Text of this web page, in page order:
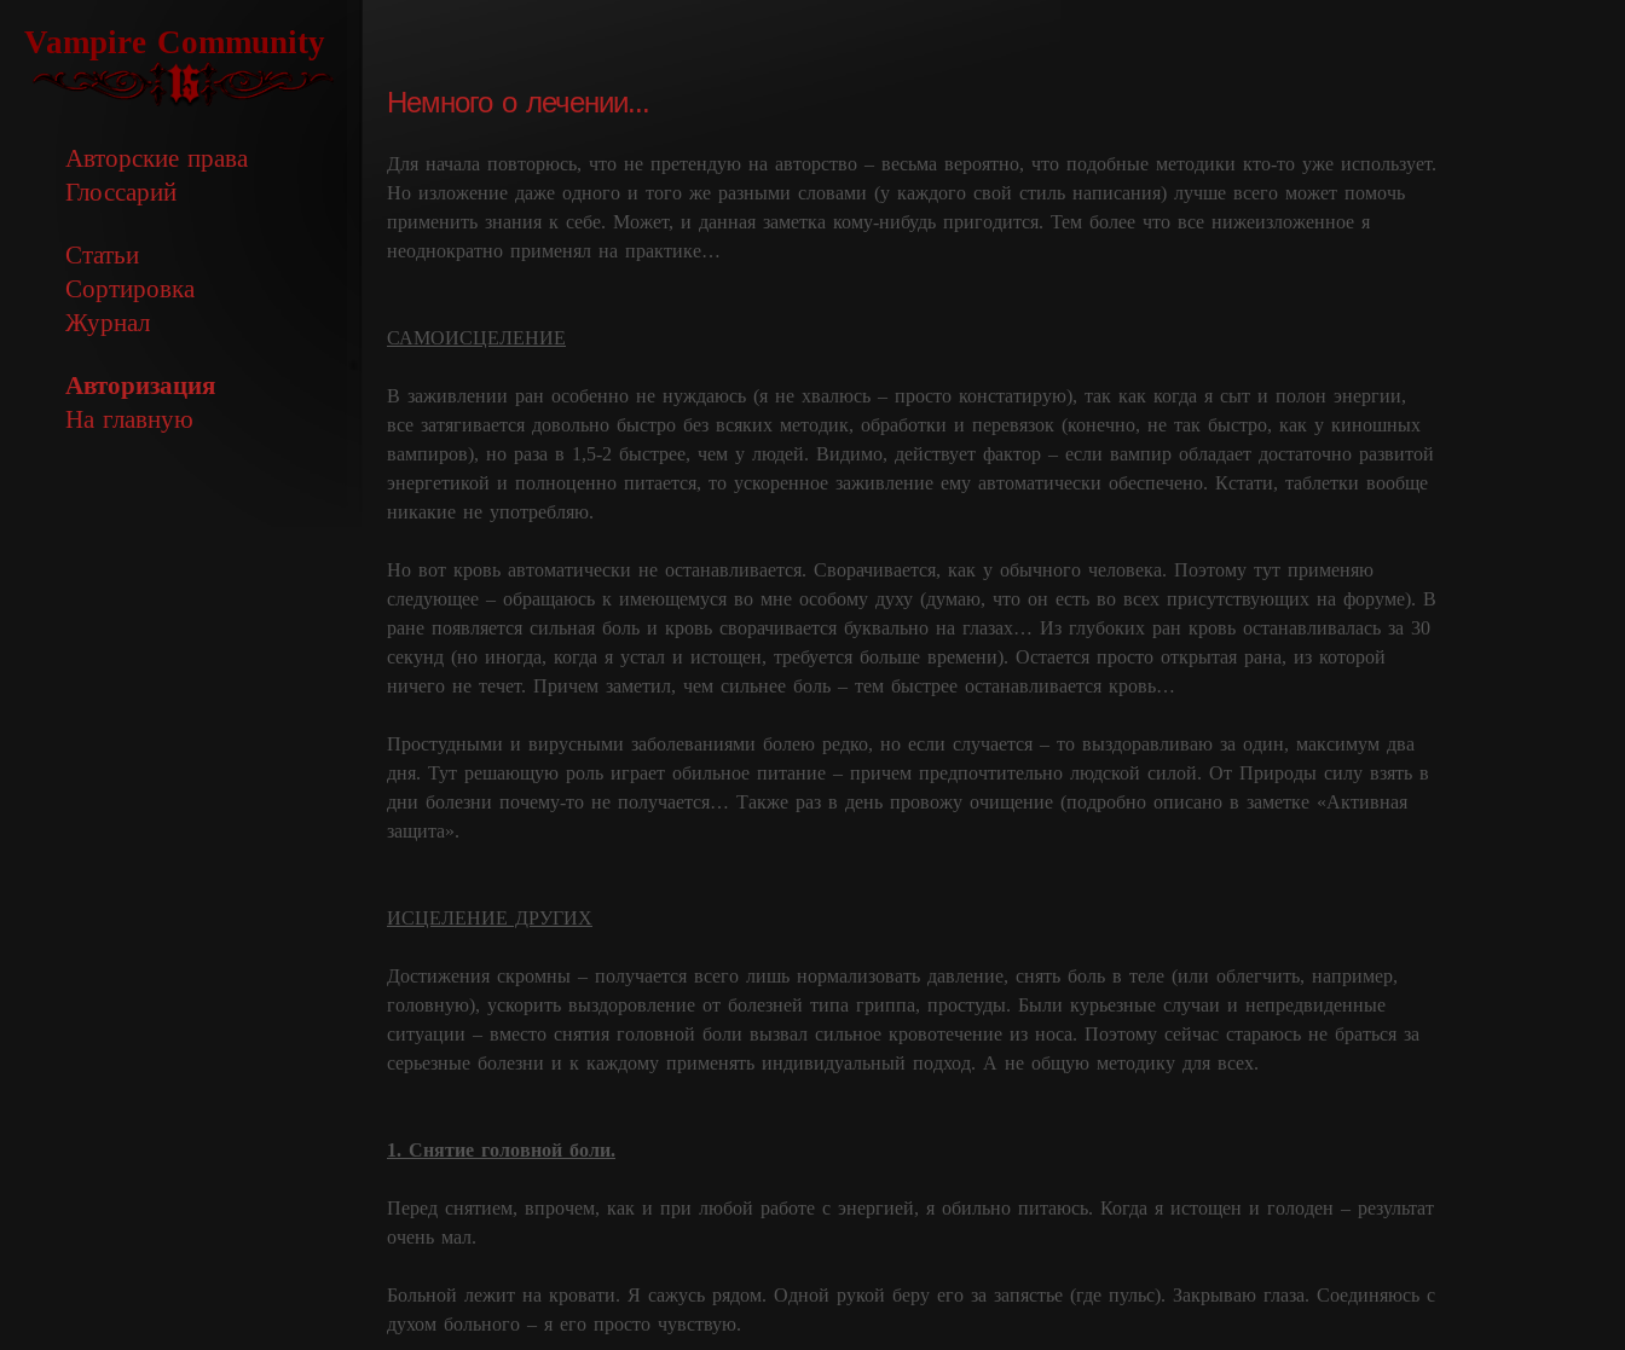
Vampire Community
Авторские права
Глоссарий
Статьи
Сортировка
Журнал
Авторизация
На главную
Немного о лечении...
Для начала повторюсь, что не претендую на авторство – весьма вероятно, что подобные методики кто-то уже использует.
Но изложение даже одного и того же разными словами (у каждого свой стиль написания) лучше всего может помочь
применить знания к себе. Может, и данная заметка кому-нибудь пригодится. Тем более что все нижеизложенное я
неоднократно применял на практике…
САМОИСЦЕЛЕНИЕ
В заживлении ран особенно не нуждаюсь (я не хвалюсь – просто констатирую), так как когда я сыт и полон энергии,
все затягивается довольно быстро без всяких методик, обработки и перевязок (конечно, не так быстро, как у киношных
вампиров), но раза в 1,5-2 быстрее, чем у людей. Видимо, действует фактор – если вампир обладает достаточно развитой
энергетикой и полноценно питается, то ускоренное заживление ему автоматически обеспечено. Кстати, таблетки вообще
никакие не употребляю.
Но вот кровь автоматически не останавливается. Сворачивается, как у обычного человека. Поэтому тут применяю
следующее – обращаюсь к имеющемуся во мне особому духу (думаю, что он есть во всех присутствующих на форуме). В
ране появляется сильная боль и кровь сворачивается буквально на глазах… Из глубоких ран кровь останавливалась за 30
секунд (но иногда, когда я устал и истощен, требуется больше времени). Остается просто открытая рана, из которой
ничего не течет. Причем заметил, чем сильнее боль – тем быстрее останавливается кровь…
Простудными и вирусными заболеваниями болею редко, но если случается – то выздоравливаю за один, максимум два
дня. Тут решающую роль играет обильное питание – причем предпочтительно людской силой. От Природы силу взять в
дни болезни почему-то не получается… Также раз в день провожу очищение (подробно описано в заметке «Активная
защита».
ИСЦЕЛЕНИЕ ДРУГИХ
Достижения скромны – получается всего лишь нормализовать давление, снять боль в теле (или облегчить, например,
головную), ускорить выздоровление от болезней типа гриппа, простуды. Были курьезные случаи и непредвиденные
ситуации – вместо снятия головной боли вызвал сильное кровотечение из носа. Поэтому сейчас стараюсь не браться за
серьезные болезни и к каждому применять индивидуальный подход. А не общую методику для всех.
1. Снятие головной боли.
Перед снятием, впрочем, как и при любой работе с энергией, я обильно питаюсь. Когда я истощен и голоден – результат
очень мал.
Больной лежит на кровати. Я сажусь рядом. Одной рукой беру его за запястье (где пульс). Закрываю глаза. Соединяюсь с
духом больного – я его просто чувствую.